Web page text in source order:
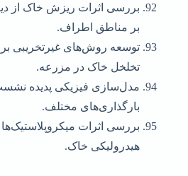
بررسی اثرات ریزش خاک از
بر مناطق اطراف.
توسعه روش‌های غیرتخریبی
تخلخل خاک در مزرعه.
مدل‌سازی فیزیکی پدیده
بارگذاری‌های مختلف.
بررسی اثرات
هیدرولیکی خاک.